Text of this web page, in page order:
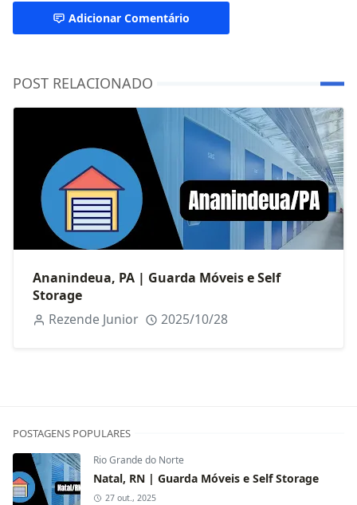
Adicionar Comentário
POST RELACIONADO
Ananindeua, PA | Guarda Móveis e Self
Storage
Rezende Junior
2025/10/28
POSTAGENS POPULARES
Rio Grande do Norte
Natal, RN | Guarda Móveis e Self Storage
27 out., 2025